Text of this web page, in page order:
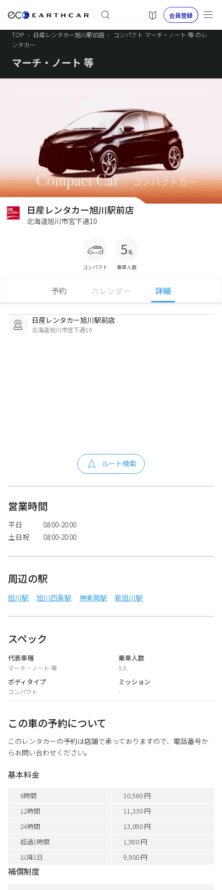
会員登録
TOP › 日産レンタカー旭川駅前店 ›
コンパクト マーチ・ノート 等 のレ
ンタカー
マーチ・ノート 等
日産レンタカー旭川駅前店
北海道旭川市宮下通10
コンパクト 乗車人数
予約 カレンダー 詳細
日産レンタカー旭川駅前店
北海道旭川市宮下通10
ルート検索
営業時間
平日
08:00-20:00
土日祝
08:00-20:00
周辺の駅
旭川駅 旭川四条駅 神楽岡駅 新旭川駅
スペック
代表車種
マーチ・ノート 等
乗車人数
5人
ボディタイプ
コンパクト
ミッション
-
この車の予約について
このレンタカーの予約は店舗で承っておりますので、電話番号か
らお問い合わせください。
基本料金
6時間
10,560 円
12時間
11,330 円
24時間
13,090 円
超過1時間
1,980 円
以降1日
9,900 円
補償制度